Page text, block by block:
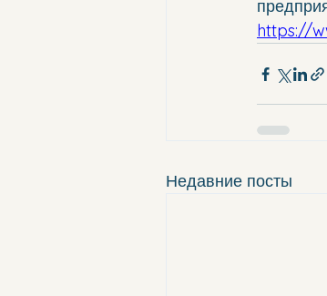
https://
Недавние посты